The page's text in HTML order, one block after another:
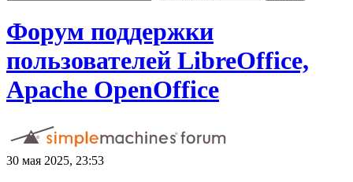
Форум поддержки
пользователей LibreOffice,
Apache OpenOffice
30 мая 2025, 23:53